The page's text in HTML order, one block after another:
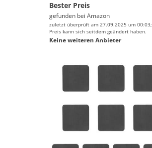
Bester Preis
gefunden bei Amazon
zuletzt überprüft am 27.09.2025 um
Preis kann sich seitdem geändert haben.
Keine weiteren Anbieter